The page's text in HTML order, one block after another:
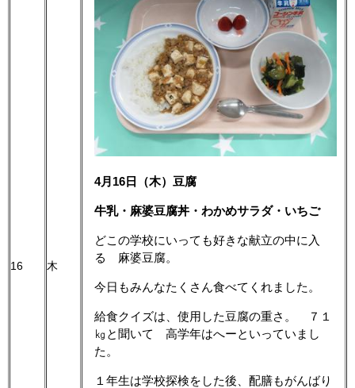
16 木
4月16日（木）豆腐
牛乳・麻婆豆腐丼・わかめサラダ・いちご
どこの学校にいっても好きな献立の中に入
る 麻婆豆腐。
今日もみんなたくさん食べてくれました。
給食クイズは、使用した豆腐の重さ。 ７１
㎏と聞いて 高学年はへーといっていまし
た。
１年生は学校探検をした後、配膳もがんばり